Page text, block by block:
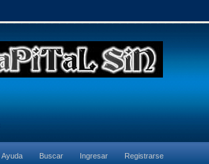
Ayuda Buscar Ingresar Registrarse